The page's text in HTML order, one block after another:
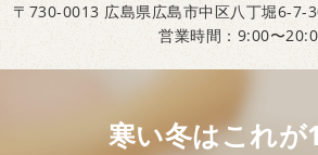
〒730-0013 広島県広島市中区八丁堀6-7-
営業時間：9:00〜
寒い冬はこれが